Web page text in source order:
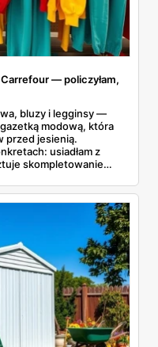
— policzyłam,
bluzy i legginsy —
modową, która
przed jesienią.
usiadłam z
skompletowanie
od t-shirtu po
markowe dresy Puma